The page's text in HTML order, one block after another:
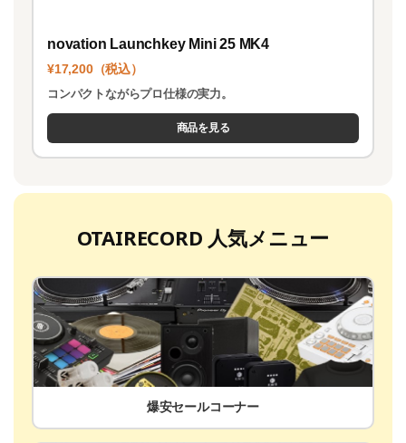
novation Launchkey Mini 25 MK4
¥17,200（税込）
コンパクトながらプロ仕様の実力。
商品を見る
OTAIRECORD 人気メニュー
爆安セールコーナー